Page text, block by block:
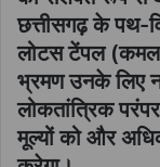
छत्तीसगढ़ के पथ-
लोटस टेंपल (कमल
भ्रमण उनके लिए न
लोकतांत्रिक
मूल्यों को और